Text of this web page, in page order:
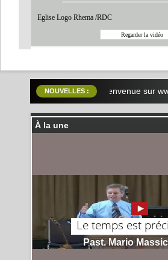
Eglise Logo Rhema /RDC
NOUVELLES :
Bienvenue sur
À la une
Le temps est
Past. Mario